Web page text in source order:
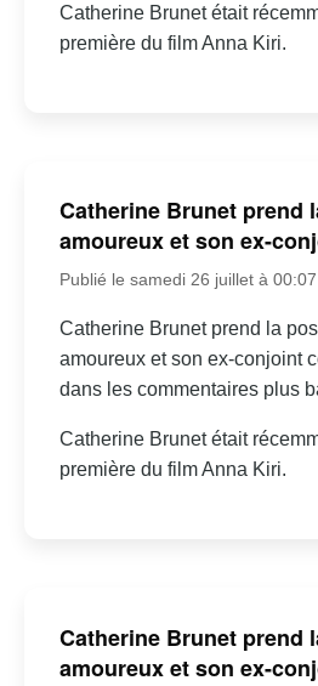
Catherine Brunet était
première du film Anna Kiri.
Catherine Brunet prend
amoureux et son ex-
Publié le samedi 26 juillet à 00:07
Catherine Brunet prend la
amoureux et son ex-conjoint
dans les commentaires plus
Catherine Brunet était
première du film Anna Kiri.
Catherine Brunet prend
amoureux et son ex-